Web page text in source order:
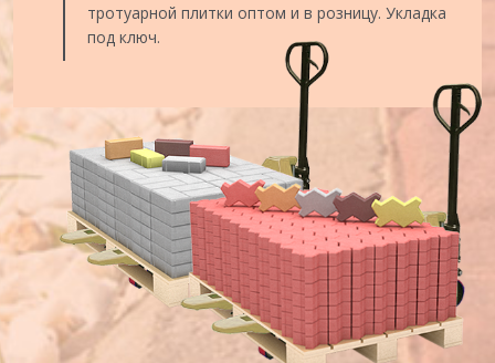
тротуарной плитки оптом и в розницу. Укладка
под ключ.